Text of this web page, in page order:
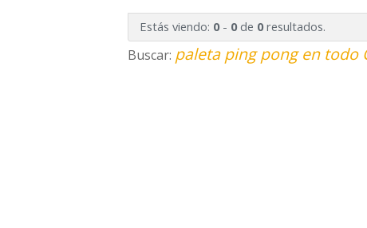
Estás viendo: 0- 0de 0resultados.
Buscar: paleta ping pong en todo